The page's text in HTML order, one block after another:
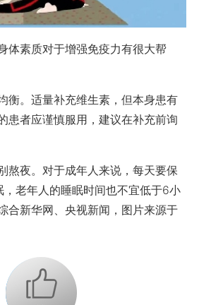
素质对于增强免疫力有很大帮
。适量补充维生素，但本身患有
患者应谨慎服用，建议在补充前询
夜。对于成年人来说，每天要保
老年人的睡眠时间也不宜低于6小
合新华网、央视新闻，图片来源于
+1